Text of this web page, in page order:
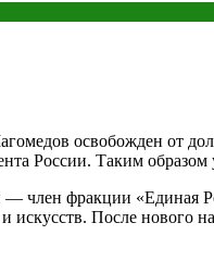
освобожден
России. Таким образом
член фракции «Единая
После нового